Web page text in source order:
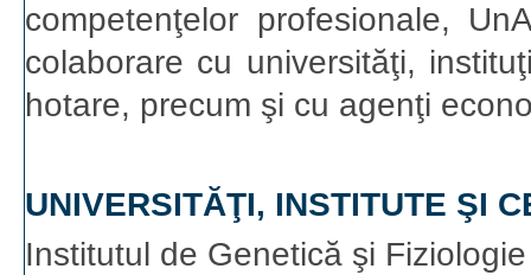
competenţelor profesionale,
colaborare cu universităţi,
hotare, precum şi cu agenţi
UNIVERSITĂŢI, INSTITUTE ŞI
Institutul de Genetică şi